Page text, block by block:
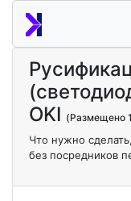
OKI (Размещено
Что нужно
без посредников